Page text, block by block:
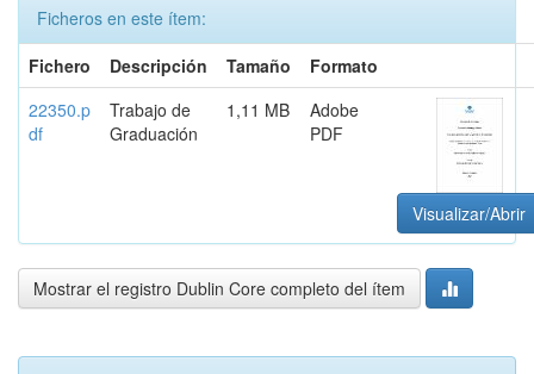
Ficheros en este ítem:
Fichero
Descripción Tamaño
Formato
22350.p
df
Trabajo de
Graduación
1,11 MB
Adobe
PDF
Visualizar/Abrir
Mostrar el registro Dublin Core completo del ítem